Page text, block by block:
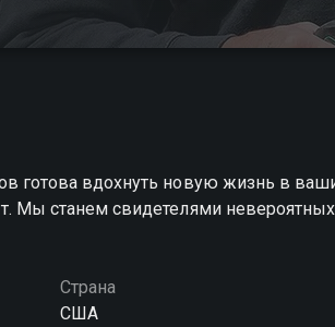
готова вдохнуть новую жизнь в
Мы станем свидетелями
Страна
США